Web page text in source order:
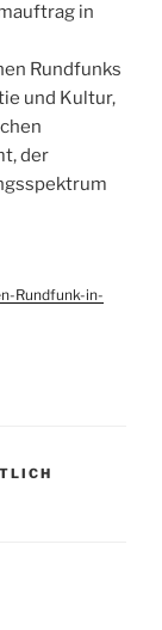
in
Rundfunks
und Kultur,
der
Rundfunk-in-